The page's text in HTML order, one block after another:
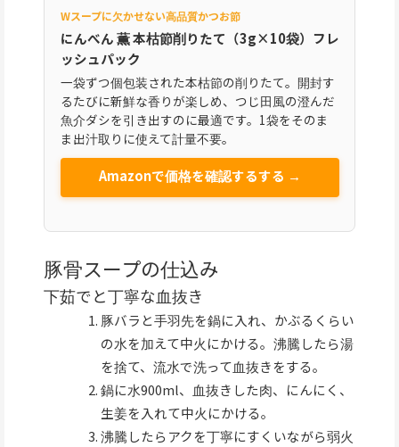
Wスープに欠かせない高品質かつお節
にんべん 薫 本枯節削りたて（3g×10袋）フレ
ッシュパック
一袋ずつ個包装された本枯節の削りたて。開封す
るたびに新鮮な香りが楽しめ、つじ田風の澄んだ
魚介ダシを引き出すのに最適です。1袋をそのま
ま出汁取りに使えて計量不要。
Amazonで価格を確認するする →
豚骨スープの仕込み
下茹でと丁寧な血抜き
豚バラと手羽先を鍋に入れ、かぶるくらい
の水を加えて中火にかける。沸騰したら湯
を捨て、流水で洗って血抜きをする。
鍋に水900ml、血抜きした肉、にんにく、
生姜を入れて中火にかける。
沸騰したらアクを丁寧にすくいながら弱火